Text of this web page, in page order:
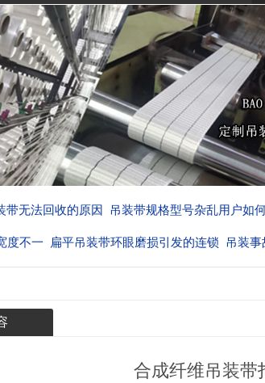
带无法回收的原因 吊装带规格型号杂乱用户如
度不一 扁平吊装带环眼磨损引发的连锁 吊装
合成纤维吊装带